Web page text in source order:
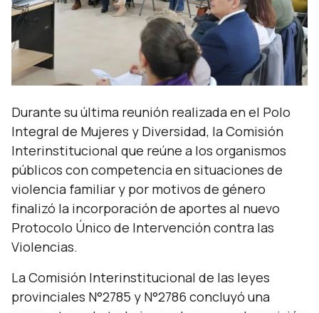
Durante su última reunión realizada en el Polo
Integral de Mujeres y Diversidad, la Comisión
Interinstitucional que reúne a los organismos
públicos con competencia en situaciones de
violencia familiar y por motivos de género
finalizó la incorporación de aportes al nuevo
Protocolo Único de Intervención contra las
Violencias.
La Comisión Interinstitucional de las leyes
provinciales N°2785 y N°2786 concluyó una